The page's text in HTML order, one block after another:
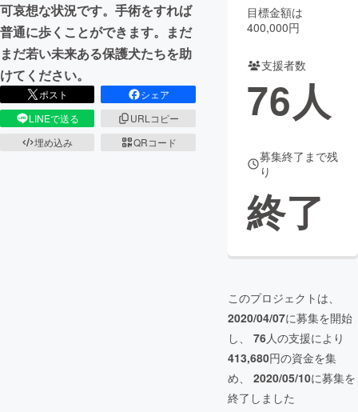
CAMPFIRE for Social Good
CAMPFIRE Creation
CAMPFIREふるさと納税machi-ya コミュニティ
可哀想な状況です。手術をすれば
普通に歩くことができます。まだ
まだ若い未来ある保護犬たちを助
けてください。
ポスト
シェア
LINEで送る
URLコピー
埋め込み
QRコード
目標金額は
400,000円
支援者数
76人
募集終了まで残
り
終了
このプロジェクトは、
2020/04/07に募集を開始
し、 76人の支援により
413,680円の資金を集
め、 2020/05/10に募集を
終了しました